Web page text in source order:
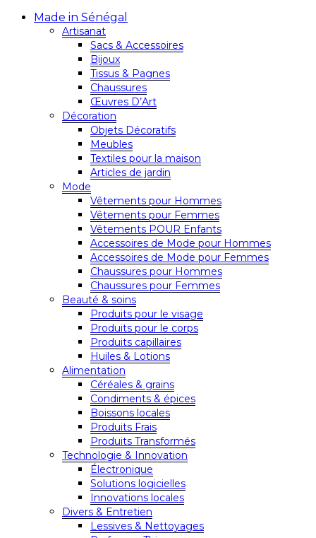
Made in Sénégal
Artisanat
Sacs & Accessoires
Bijoux
Tissus & Pagnes
Chaussures
Œuvres D’Art
Décoration
Objets Décoratifs
Meubles
Textiles pour la maison
Articles de jardin
Mode
Vêtements pour Hommes
Vêtements pour Femmes
Vêtements POUR Enfants
Accessoires de Mode pour Hommes
Accessoires de Mode pour Femmes
Chaussures pour Hommes
Chaussures pour Femmes
Beauté & soins
Produits pour le visage
Produits pour le corps
Produits capillaires
Huiles & Lotions
Alimentation
Céréales & grains
Condiments & épices
Boissons locales
Produits Frais
Produits Transformés
Technologie & Innovation
Électronique
Solutions logicielles
Innovations locales
Divers & Entretien
Lessives & Nettoyages